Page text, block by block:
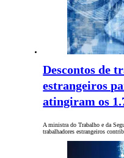
Descontos de
estrangeiros
atingiram os
A ministra do Trabalho e da
trabalhadores estrangeiros